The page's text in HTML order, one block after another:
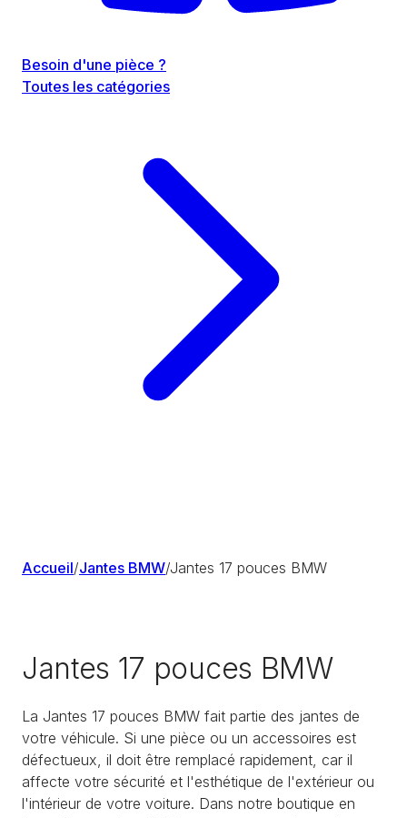
Besoin d'une pièce ?
Toutes les catégories
Accueil/Jantes BMW/Jantes 17 pouces BMW
Jantes 17 pouces BMW
La Jantes 17 pouces BMW fait partie des jantes de
votre véhicule. Si une pièce ou un accessoires est
défectueux, il doit être remplacé rapidement, car il
affecte votre sécurité et l'esthétique de l'extérieur ou
l'intérieur de votre voiture. Dans notre boutique en